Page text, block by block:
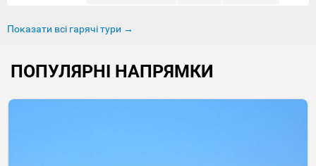
Показати всі гарячі тури →
ПОПУЛЯРНІ НАПРЯМКИ